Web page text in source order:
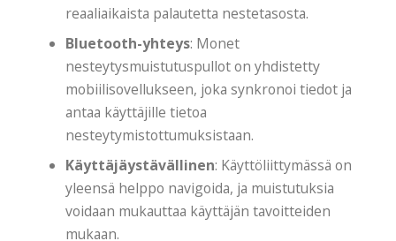
reaaliaikaista palautetta nestetasosta.
Bluetooth-yhteys: Monet
nesteytysmuistutuspullot on yhdistetty
mobiilisovellukseen, joka synkronoi tiedot ja
antaa käyttäjille tietoa
nesteytymistottumuksistaan.
Käyttäjäystävällinen: Käyttöliittymässä on
yleensä helppo navigoida, ja muistutuksia
voidaan mukauttaa käyttäjän tavoitteiden
mukaan.